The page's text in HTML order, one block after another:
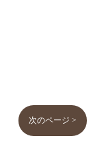
次のページ >